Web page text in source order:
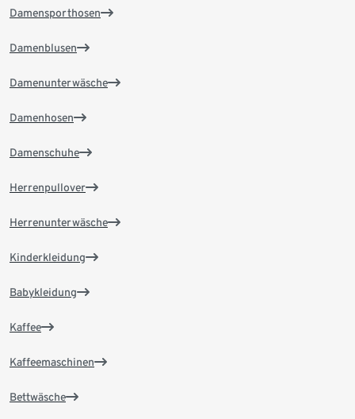
Damensporthosen
Damenblusen
Damenunterwäsche
Damenhosen
Damenschuhe
Herrenpullover
Herrenunterwäsche
Kinderkleidung
Babykleidung
Kaffee
Kaffeemaschinen
Bettwäsche